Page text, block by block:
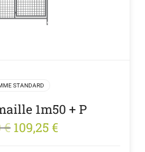
STANDARD
1m50 + P
€ Le
109,25 €